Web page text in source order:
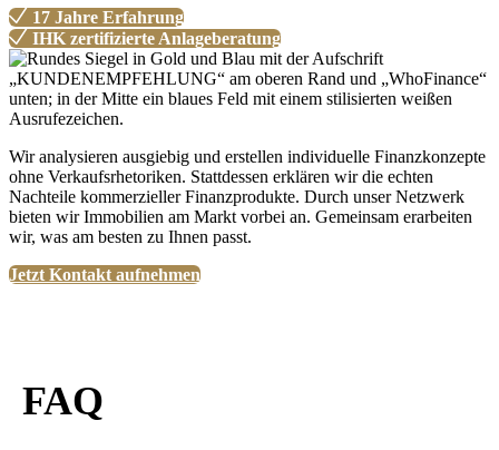
17 Jahre Erfahrung
IHK zertifizierte Anlageberatung
Wir analysieren ausgiebig und erstellen individuelle Finanzkonzepte
ohne Verkaufsrhetoriken. Stattdessen erklären wir die echten
Nachteile kommerzieller Finanzprodukte. Durch unser Netzwerk
bieten wir Immobilien am Markt vorbei an. Gemeinsam erarbeiten
wir, was am besten zu Ihnen passt.
Jetzt Kontakt aufnehmen
FAQ